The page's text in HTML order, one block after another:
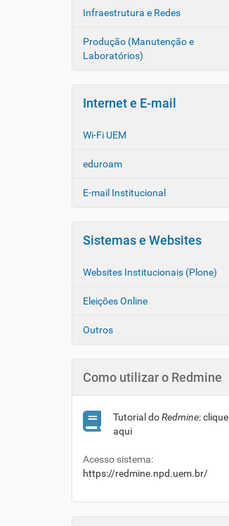
Infraestrutura e Redes
Produção (Manutenção e
Laboratórios)
Internet e E-mail
Wi-Fi UEM
eduroam
E-mail Institucional
Sistemas e Websites
Websites Institucionais (Plone)
Eleições Online
Outros
Como utilizar o Redmine
Tutorial doRedmine: clique
aqui
Acesso sistema:
https://redmine.npd.uem.br/